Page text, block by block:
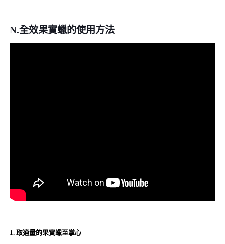
N.全效果實蠟的使用方法
1. 取適量的果實蠟至掌心